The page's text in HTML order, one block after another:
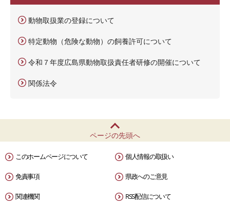
動物取扱業の登録について
特定動物（危険な動物）の飼養許可について
令和７年度広島県動物取扱責任者研修の開催について
関係法令
ページの先頭へ
このホームページについて 個人情報の取扱い
免責事項 県政へのご意見
関連機関 RSS配信について